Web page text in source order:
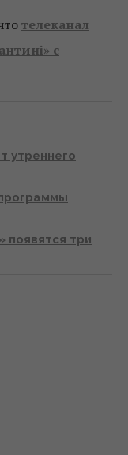
телеканал
с
утреннего
появятся три